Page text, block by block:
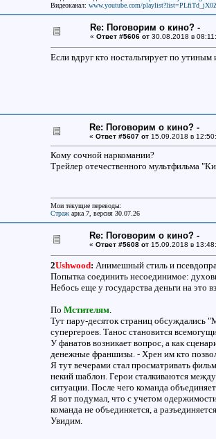
Видеоканал: www.youtube.com/
Re: Поговорим о кино? -
« Ответ #5606 от 30.08.2018 в
Если вдруг кто ностальгирует по
Re: Поговорим о кино? -
« Ответ #5607 от 15.09.2018 в
Кому сочной наркомании?
Трейлер отечественного мультфильма
Мои текущие переводы:
Страж арка 7, версия 30.07.26
Re: Поговорим о кино? -
« Ответ #5608 от 15.09.2018 в
2Ushwood: Анимешный стиль и
Попытка соединить несоединимое:
Небось еще у государства деньги на это
По Мстителям.
Тут пару-десяток страниц обсуждались
супергероев. Танос становится
У фанатов возникает вопрос, а как
денежные франшизы. - Хрен им кто
Я тут вечерами стал просматривать
некий шаблон. Герои сталкиваются
ситуации. После чего команда
Я вот подумал, что с учетом
команда не объединяется, а
Увидим.